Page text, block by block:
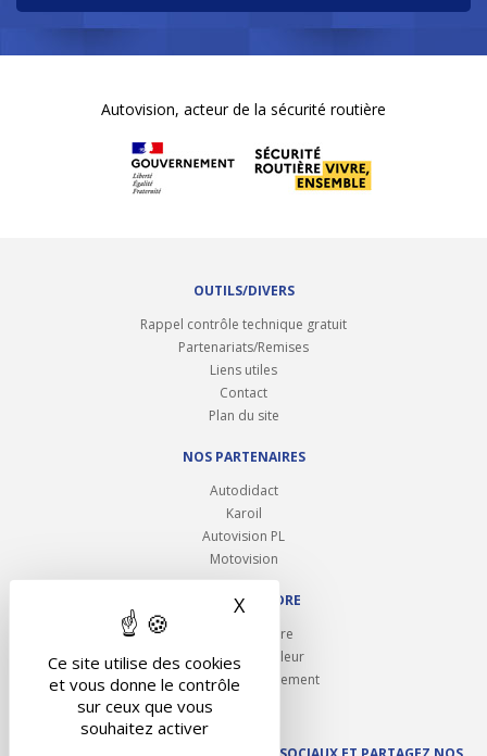
Ce site utilise des cookies
et vous donne le contrôle
sur ceux que vous
souhaitez activer
X Masquer le bandeau des
Autovision, acteur de la sécurité routière
OUTILS/DIVERS
Rappel contrôle technique gratuit
Partenariats/Remises
Liens utiles
Contact
Plan du site
NOS PARTENAIRES
Autodidact
Karoil
Autovision PL
Motovision
NOUS REJOINDRE
Ouvrir un centre
Devenez contrôleur
Carrières et recrutement